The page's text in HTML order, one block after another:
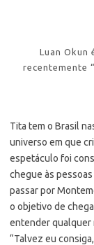
Luan Okun
recentemente
Tita tem o Brasil
universo em que
espetáculo foi
chegue às
passar por
o objetivo de
entender qualquer
“Talvez eu